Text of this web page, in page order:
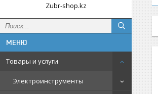
Zubr-shop.kz
Товары и услуги
Электроинструменты